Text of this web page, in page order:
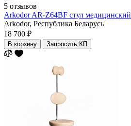
5 отзывов
Arkodor AR-Z64BF стул медицинский
Arkodor, Республика Беларусь
18 700 ₽
В корзину Запросить КП